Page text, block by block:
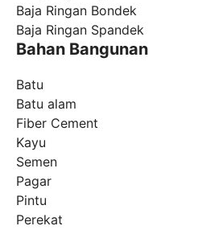
Baja Ringan Bondek
Baja Ringan Spandek
Bahan Bangunan
Batu
Batu alam
Fiber Cement
Kayu
Semen
Pagar
Pintu
Perekat